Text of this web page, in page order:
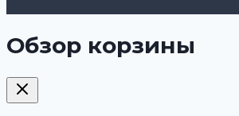
Обзор корзины